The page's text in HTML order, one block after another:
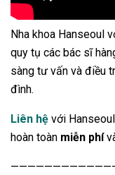
Nha khoa Hanseoul
quy tụ các bác sĩ
sàng tư vấn và điều
đình.
Liên hệ với
hoàn toàn miễn phí